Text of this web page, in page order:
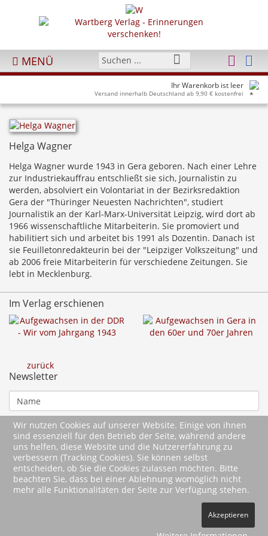
MENÜ
Ihr Warenkorb ist leer
Versand innerhalb Deutschland ab 9,90 € kostenfrei
Helga Wagner
Helga Wagner wurde 1943 in Gera geboren. Nach einer Lehre
zur Industriekauffrau entschließt sie sich, Journalistin zu
werden, absolviert ein Volontariat in der Bezirksredaktion
Gera der "Thüringer Neuesten Nachrichten", studiert
Journalistik an der Karl-Marx-Universität Leipzig, wird dort ab
1966 wissenschaftliche Mitarbeiterin. Sie promoviert und
habilitiert sich und arbeitet bis 1991 als Dozentin. Danach ist
sie Feuilletonredakteurin bei der "Leipziger Volkszeitung" und
ab 2006 freie Mitarbeiterin für verschiedene Zeitungen. Sie
lebt in Mecklenburg.
Im Verlag erschienen
zurück
Newsletter
Vertrag widerrufen
Wir nutzen Cookies auf unserer Website. Einige von ihnen
sind essenziell für den Betrieb der Seite, während andere
uns helfen, diese Website und die Nutzererfahrung zu
verbessern (Tracking Cookies). Sie können selbst
entscheiden, ob Sie die Cookies zulassen möchten. Bitte
beachten Sie, dass bei einer Ablehnung womöglich nicht
mehr alle Funktionalitäten der Seite zur Verfügung stehen.
Akzeptieren